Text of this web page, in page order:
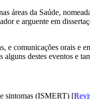
áreas da Saúde,
e arguente em
comunicações orais e
destes eventos e
sintomas (ISMERT) [